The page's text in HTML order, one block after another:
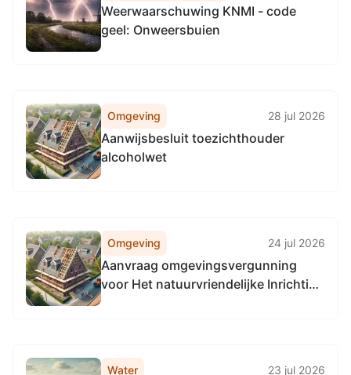
Weerwaarschuwing KNMI - code
geel: Onweersbuien
Omgeving 28 jul 2026
Aanwijsbesluit toezichthouder
alcoholwet
Omgeving 24 jul 2026
Aanvraag omgevingsvergunning
voor Het natuurvriendelijke Inrichting
Water 23 jul 2026